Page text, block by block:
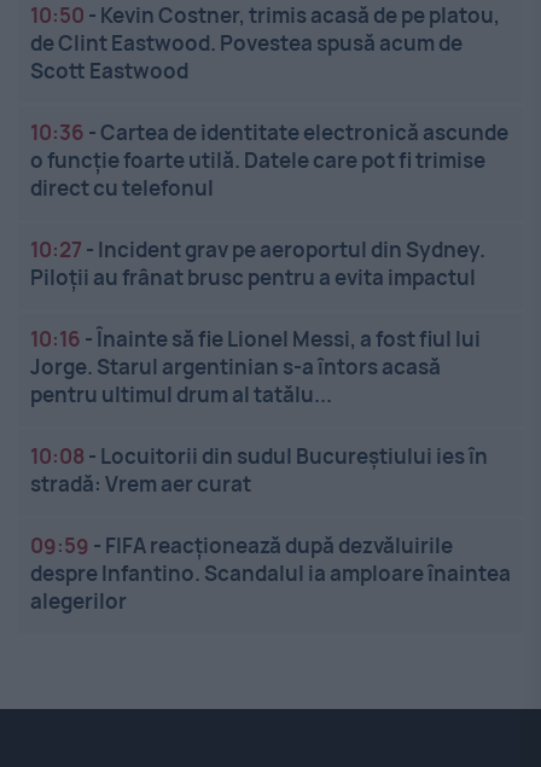
10:50 - Kevin Costner, trimis acasă de pe platou,
de Clint Eastwood. Povestea spusă acum de
Scott Eastwood
10:36 -Cartea de identitate electronică ascunde
o funcție foarte utilă. Datele care pot fi trimise
direct cu telefonul
10:27 - Incident grav pe aeroportul din Sydney.
Piloții au frânat brusc pentru a evita impactul
10:16 -Înainte să fie Lionel Messi, a fost fiul lui
Jorge. Starul argentinian s-a întors acasă
pentru ultimul drum al tatălu...
10:08 - Locuitorii din sudul Bucureștiului ies în
stradă: Vrem aer curat
09:59 - FIFA reacționează după dezvăluirile
despre Infantino. Scandalul ia amploare înaintea
alegerilor